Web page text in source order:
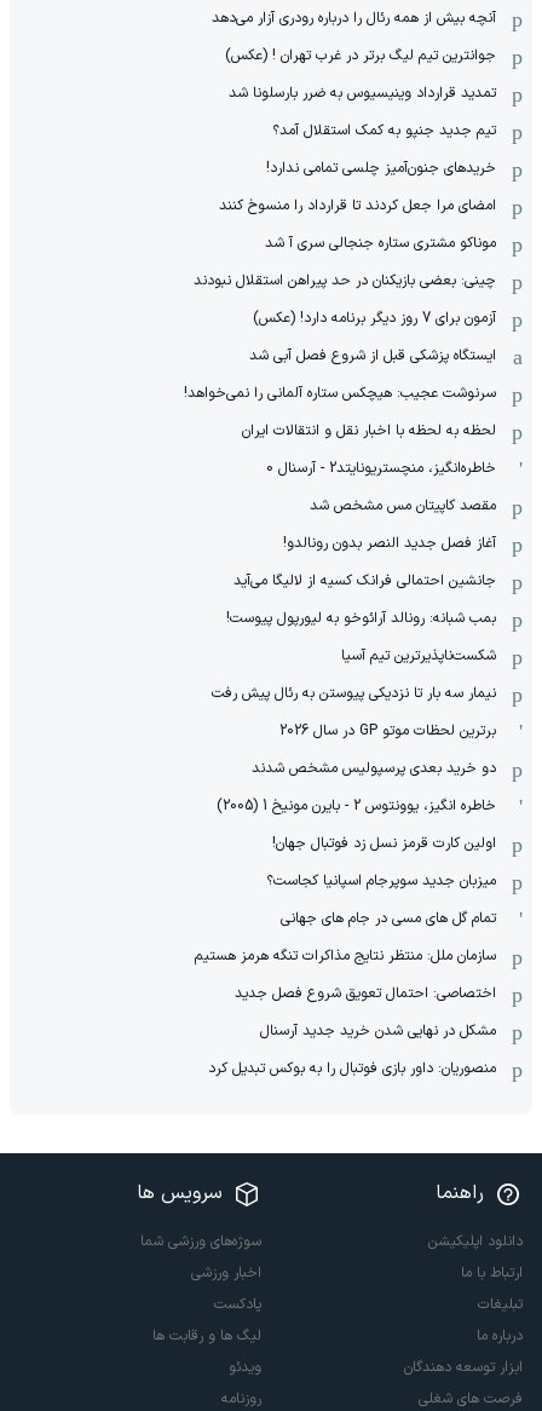
آنچه بیش از همه رئال را درباره رودری آزار می‌دهد
جوانترین تیم لیگ برتر در غرب تهران ! (عکس)
تمدید قرارداد وینیسیوس به ضرر بارسلونا شد
تیم جدید جنپو به کمک استقلال آمد؟
خریدهای جنون‌آمیز چلسی تمامی ندارد!
امضای مرا جعل کردند تا قرارداد را منسوخ کنند
موناکو مشتری ستاره جنجالی سری آ شد
چینی: بعضی بازیکنان در حد پیراهن استقلال نبودند
آزمون برای 7 روز دیگر برنامه دارد! (عکس)
ایستگاه پزشکی قبل از شروع فصل آبی شد
سرنوشت عجیب: هیچکس ستاره آلمانی را نمی‌خواهد!
لحظه به لحظه با اخبار نقل و انتقالات ایران
خاطره‌انگیز، منچستریونایتد2 - آرسنال 0
مقصد کاپیتان مس مشخص شد
آغاز فصل جدید النصر بدون رونالدو!
جانشین احتمالی فرانک کسیه از لالیگا می‌آید
بمب شبانه: رونالد آرائوخو به لیورپول پیوست!
شکست‌ناپذیرترین تیم آسیا
نیمار سه بار تا نزدیکی پیوستن به رئال پیش رفت
برترین لحظات موتو GP در سال 2026
دو خرید بعدی پرسپولیس مشخص شدند
خاطره انگیز، یوونتوس 2 - بایرن مونیخ 1 (2005)
اولین کارت قرمز نسل زد فوتبال جهان!
میزبان جدید سوپرجام اسپانیا کجاست؟
تمام گل های مسی در جام های جهانی
سازمان ملل: منتظر نتایج مذاکرات تنگه هرمز هستیم
اختصاصی: احتمال تعویق شروع فصل جدید
مشکل در نهایی شدن خرید جدید آرسنال
منصوریان: داور بازی فوتبال را به بوکس تبدیل کرد
راهنما
دانلود اپلیکیشن
ارتباط با ما
تبلیغات
درباره ما
ابزار توسعه دهندگان
فرصت های شغلی
سرویس ها
سوژه‌های ورزشی شما
اخبار ورزشی
پادکست
لیگ ها و رقابت ها
ویدئو
روزنامه